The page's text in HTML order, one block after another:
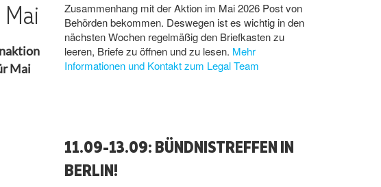
Mai
Zusammenhang mit der Aktion im Mai 2026 Post von
Behörden bekommen. Deswegen ist es wichtig in den
nächsten Wochen regelmäßig den Briefkasten zu
leeren, Briefe zu öffnen und zu lesen. Mehr
Informationen und Kontakt zum Legal Team
11.09-13.09: BÜNDNISTREFFEN IN
BERLIN!